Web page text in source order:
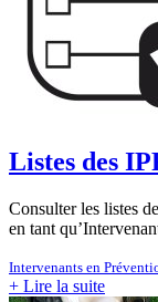
Listes des
Consulter les listes
en tant
Intervenants en
+ Lire la suite